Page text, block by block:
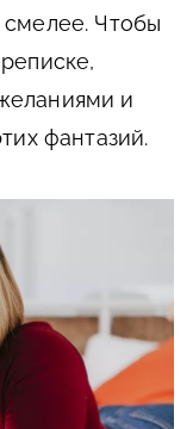
смелее. Чтобы
и
фантазий.